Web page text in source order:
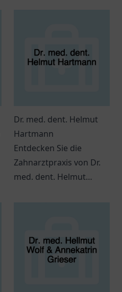
Dr. med. dent. Helmut
Hartmann
Entdecken Sie die
Zahnarztpraxis von Dr.
med. dent. Helmut
zahnmedizinische
Leistungen bietet.